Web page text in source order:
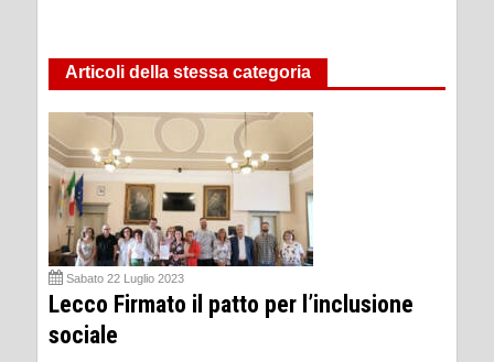
Articoli della stessa categoria
Sabato 22 Luglio 2023
Lecco Firmato il patto per l’inclusione
sociale